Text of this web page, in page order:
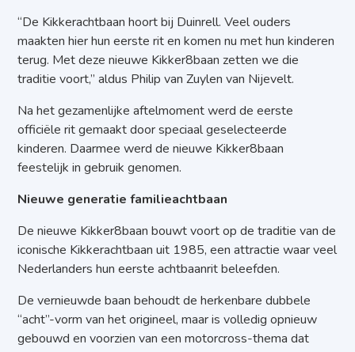
“De Kikkerachtbaan hoort bij Duinrell. Veel ouders
maakten hier hun eerste rit en komen nu met hun kinderen
terug. Met deze nieuwe Kikker8baan zetten we die
traditie voort,” aldus Philip van Zuylen van Nijevelt.
Na het gezamenlijke aftelmoment werd de eerste
officiële rit gemaakt door speciaal geselecteerde
kinderen. Daarmee werd de nieuwe Kikker8baan
feestelijk in gebruik genomen.
Nieuwe generatie familieachtbaan
De nieuwe Kikker8baan bouwt voort op de traditie van de
iconische Kikkerachtbaan uit 1985, een attractie waar veel
Nederlanders hun eerste achtbaanrit beleefden.
De vernieuwde baan behoudt de herkenbare dubbele
“acht”-vorm van het origineel, maar is volledig opnieuw
gebouwd en voorzien van een motorcross-thema dat